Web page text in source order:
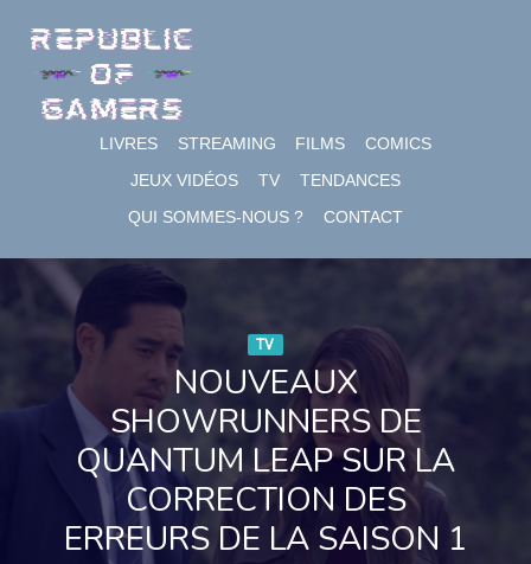
content
LIVRES STREAMING FILMS
COMICS
JEUX VIDÉOS
TV
TENDANCES
QUI SOMMES-NOUS ?
CONTACT
TV
NOUVEAUX
SHOWRUNNERS DE
QUANTUM LEAP SUR LA
CORRECTION DES
ERREURS DE LA SAISON 1